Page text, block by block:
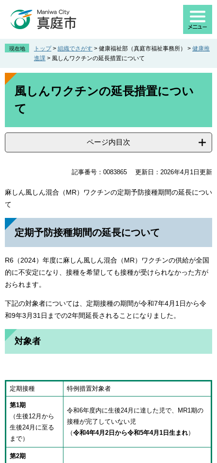
先
。
を
て
現在地 トップ > 組織でさがす > 健康福祉部（真庭市福祉事務所） > 健康推
進課 > 風しんワクチンの延長措置について
本
風しんワクチンの延長措置につい
て
ページ内目次
記事番号：0083865 更新日：2026年4月1日更新
麻しん風しん混合（MR）ワクチンの定期予防接種期間の延長につい
て
定期予防接種期間の延長について
R6（2024）年度に麻しん風しん混合（MR）ワクチンの供給が全国
的に不安定になり、接種を希望しても接種が受けられなかった方が
おられます。
下記の対象者については、定期接種の期間が令和7年4月1日から令
和9年3月31日までの2年間延長されることになりました。
対象者
定期接種 特例措置対象者
第1期
（生後12月から
生後24月に至る
まで）
令和6年度内に生後24月に達した児で、MR1期の
接種が完了していない児
（令和4年4月2日から令和5年4月1日生まれ）
第2期